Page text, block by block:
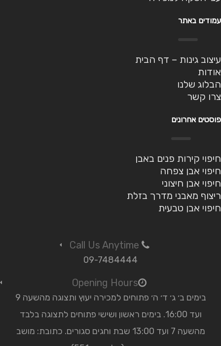
עמודים באתר
עיצוב גינות – דף הבית
אודות
הבלוג שלנו
צרו קשר
פוסטים אחרונים
חיפוי קירות פנים באבן
חיפוי אבן צפחה
חיפוי אבן חיצוני
ריצוף מאבני מדרך בזלת
חיפוי אבן טבעית
09-7484444
Opening Hours
בימים ב׳ ג׳ ד׳ ה׳ פתוחים למכירה יעוץ ותצוגה מהשעה 9
ועד 16:00. בימים ראשון ושישי פתוחים לתצוגה בלבד
מהשעה 7 ועד 13:00 שבת וחגים סגורים. כתובת: מושב